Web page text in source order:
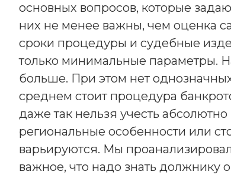
основных вопросов, которые
них не менее важны, чем оценка
сроки процедуры и судебные
только минимальные параметры.
больше. При этом нет
среднем стоит процедура
даже так нельзя учесть
региональные особенности или
варьируются. Мы
важное, что надо знать должнику